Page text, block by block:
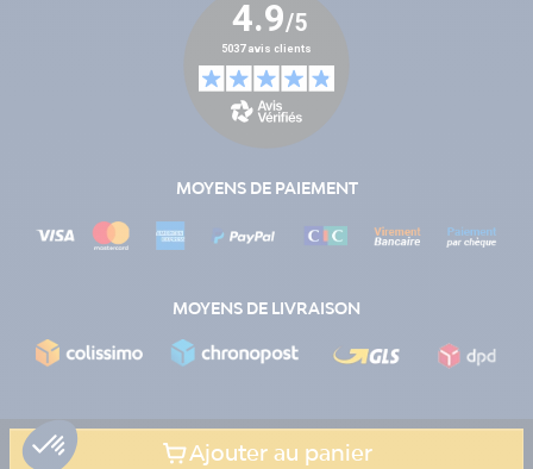
Ajouter au panier
MOYENS DE PAIEMENT
MOYENS DE LIVRAISON